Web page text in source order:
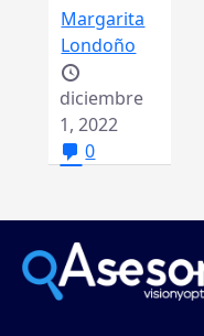
Margarita
Londoño
diciembre
1, 2022
0